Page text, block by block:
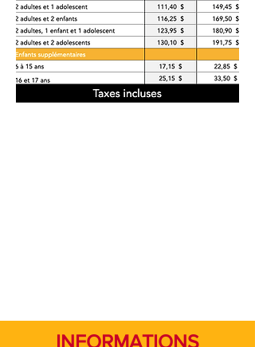
INFORMATIONS